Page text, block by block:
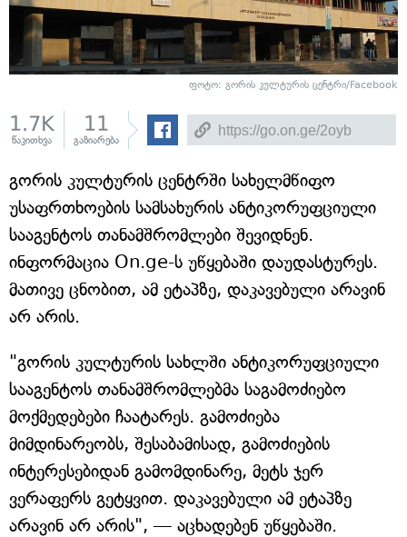
ფოტო: გორის კულტურის ცენტრი/Facebook
1.7K
წაკითხვა
11
გაზიარება
გორის კულტურის ცენტრში სახელმწიფო
უსაფრთხოების სამსახურის ანტიკორუფციული
სააგენტოს თანამშრომლები შევიდნენ.
ინფორმაცია On.ge-ს უწყებაში დაუდასტურეს.
მათივე ცნობით, ამ ეტაპზე, დაკავებული არავინ
არ არის.
"გორის კულტურის სახლში ანტიკორუფციული
სააგენტოს თანამშრომლებმა საგამოძიებო
მოქმედებები ჩაატარეს. გამოძიება
მიმდინარეობს, შესაბამისად, გამოძიების
ინტერესებიდან გამომდინარე, მეტს ჯერ
ვერაფერს გეტყვით. დაკავებული ამ ეტაპზე
არავინ არ არის", — აცხადებენ უწყებაში.